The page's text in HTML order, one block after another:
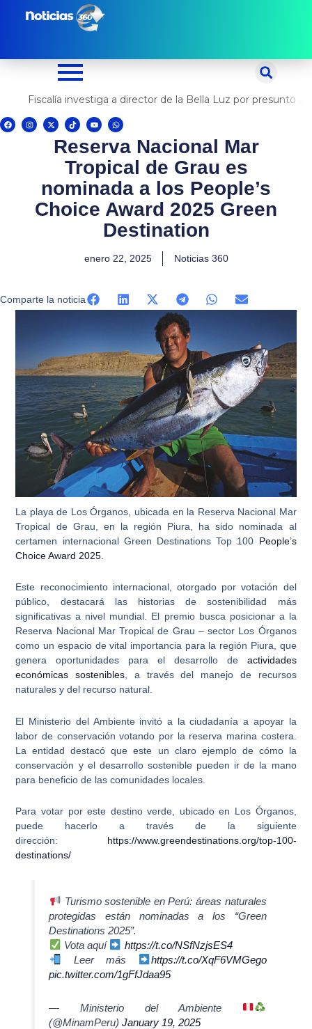
Fiscalía investiga a director de la Bella Luz por presunto abuso contra cantante Naldy Saldaña
F
a
c
I
n
s
X
-
t
w
T
i
k
t
o
Y
o
u
t
u
e
W
h
a
t
s
p
p
Reserva Nacional Mar
Tropical de Grau es
nominada a los People’s
Choice Award 2025 Green
Destination
enero 22, 2025 Noticias 360
Comparte la noticia
La playa de Los Órganos, ubicada en la Reserva Nacional Mar
Tropical de Grau , en la región Piura, ha sido nominada al
certamen internacional Green Destinations Top 100 People’s
Choice Award 2025
Este reconocimiento internacional, otorgado por votación del
público, destacará las historias de sostenibilidad más
significativas a nivel mundial. El premio busca posicionar a la
Reserva Nacional Mar Tropical de Grau – sector Los Órganos
como un espacio de vital importancia para la región Piura, que
genera oportunidades para el desarrollo de actividades
económicas sostenibles, a través del manejo de recursos
naturales y del recurso natural.
El Ministerio del Ambiente invitó a la ciudadanía a apoyar la
labor de conservación votando por la reserva marina costera.
La entidad destacó que este un claro ejemplo de cómo la
conservación y el desarrollo sosteniblepueden ir de la mano
para beneficio de las comunidades locales.
Para votar por este destino verde, ubicado en Los Órganos,
puede hacerlo a través de la siguiente
dirección: https://www.greendestinations.org/top-100-
destinations/
Turismo sostenible en Perú: áreas naturales
protegidas están nominadas a los “Green
Destinations 2025”.
Vota aquí
https://t.co/NSfNzjsES4
Leer más
https://t.co/XqF6VMGego
pic.twitter.com/1gFfJdaa95
— Ministerio del Ambiente
(@MinamPeru)January 19, 2025